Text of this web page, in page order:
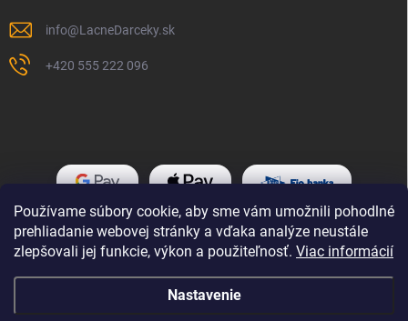
Používame súbory cookie, aby sme vám umožnili pohodlné
prehliadanie webovej stránky a vďaka analýze neustále
zlepšovali jej funkcie, výkon a použiteľnosť. Viac informácií
Nastavenie
info@LacneDarceky.sk
+420 555 222 096